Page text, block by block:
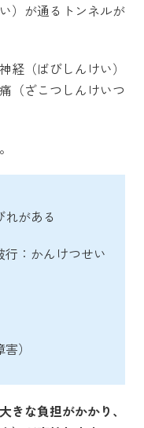
）が通るトンネルが
経（ばびしんけい）
（ざこつしんけいつ
れがある
行：かんけつせい
）
きな負担がかかり、